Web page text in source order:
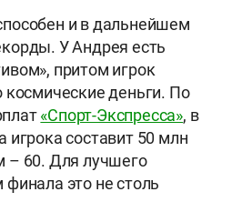
и в дальнейшем
У Андрея есть
притом игрок
космические деньги. По
«Спорт-Экспресса», в
игрока составит 50 млн
– 60. Для лучшего
это не столь